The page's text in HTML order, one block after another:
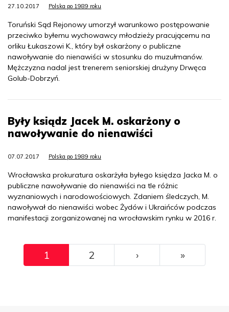
27.10.2017 Polska po 1989 roku
Toruński Sąd Rejonowy umorzył warunkowo postępowanie
przeciwko byłemu wychowawcy młodzieży pracującemu na
orliku Łukaszowi K., który był oskarżony o publiczne
nawoływanie do nienawiści w stosunku do muzułmanów.
Mężczyzna nadal jest trenerem seniorskiej drużyny Drwęca
Golub-Dobrzyń.
Były ksiądz Jacek M. oskarżony o
nawoływanie do nienawiści
07.07.2017 Polska po 1989 roku
Wrocławska prokuratura oskarżyła byłego księdza Jacka M. o
publiczne nawoływanie do nienawiści na tle różnic
wyznaniowych i narodowościowych. Zdaniem śledczych, M.
nawoływał do nienawiści wobec Żydów i Ukraińców podczas
manifestacji zorganizowanej na wrocławskim rynku w 2016 r.
Pagination
1 2 ››› »Ostatni